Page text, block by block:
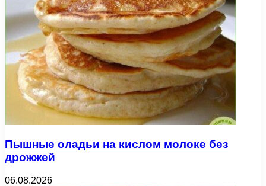
Пышные оладьи на кислом молоке без
дрожжей
06.08.2026